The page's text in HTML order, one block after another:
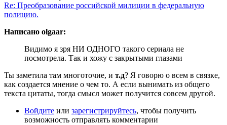
Re: Преобразование российской милиции в федеральную
полицию.
Написано olgaar:
Видимо я зря НИ ОДНОГО такого сериала не
посмотрела. Так и хожу с закрытыми глазами
Ты заметила там многоточие, и т.д? Я говорю о всем в связке,
как создается мнение о чем то. А если вынимать из общего
текста цитаты, тогда смысл может получится совсем другой.
Войдите или зарегистрируйтесь, чтобы получить
возможность отправлять комментарии